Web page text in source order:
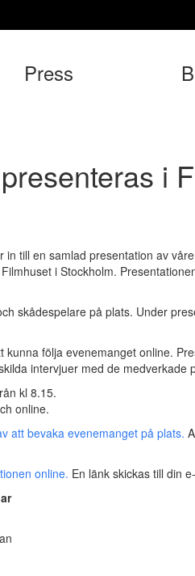
Press
i
till en samlad presentation av
i Stockholm.
skådespelare på plats. Under
följa evenemanget online.
intervjuer med de medverkade
kl 8.15.
online.
att bevaka evenemanget på plats.
online. En länk skickas till din